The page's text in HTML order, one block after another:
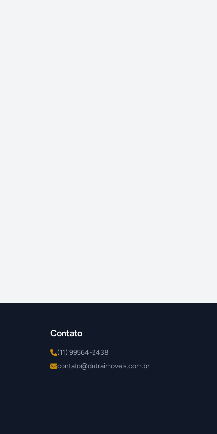
Contato
(11) 99564-2438
contato@dutraimoveis.com.br